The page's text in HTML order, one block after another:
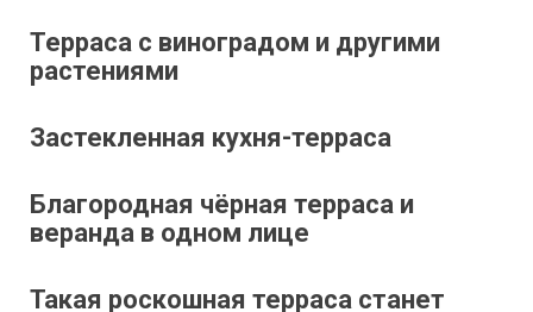
Терраса с виноградом и другими
растениями
Застекленная кухня-терраса
Благородная чёрная терраса и
веранда в одном лице
Такая роскошная терраса станет